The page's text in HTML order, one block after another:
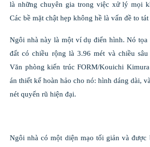
là những chuyên gia trong việc xử lý mọi
Các bề mặt chật hẹp không hề là vấn đề to
Ngôi nhà này là một ví dụ điển hình. Nó tọa
đất có chiều rộng là 3.96 mét và chiều
Văn phòng kiến trúc FORM/Kouichi
án thiết kế hoàn hảo cho nó: hình dáng dài,
nét quyến rũ hiện đại.
Ngôi nhà có một diện mạo tối giản và được